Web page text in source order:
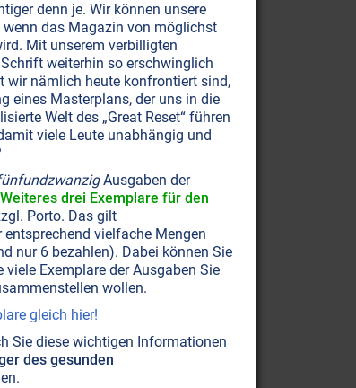
zu sehen und
immer gewaltige Kräfte
Wunder' bestaunen,
wie Dematerialisation und
oder alter Kultstätten
des Intellekts
aber auch die Hölle
genommen, und auch
Welten hatte
Sein entfesselter,
Kräfte der Natur und die
ein Ende bereitet. Hat
Gefühle zu sein, und
- und der
mehr im Wege.
denn je. Wir können unsere
das Magazin von möglichst
Mit unserem verbilligten
weiterhin so erschwinglich
wir nämlich heute konfrontiert sind,
eines Masterplans, der uns in die
Welt des „Great Reset“ führen
viele Leute unabhängig und
Ausgaben der
drei Exemplare für den
Porto. Das gilt
vielfache Mengen
nur 6 bezahlen). Dabei können Sie
Exemplare der Ausgaben Sie
wollen.
gleich hier!
Sie diese wichtigen Informationen
des gesunden